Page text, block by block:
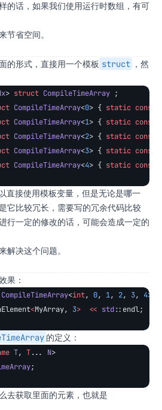
的话，如果我们使用运行时数组，有可
节省空间。
的形式，直接用一个模板 struct ，然
> struct CompileTimeArray ;
CompileTimeArray<0> { static const
CompileTimeArray<1> { static const
CompileTimeArray<2> { static const
CompileTimeArray<3> { static const
CompileTimeArray<4> { static const
直接使用模板变量，但是无论是哪一
它比较冗长，需要写的冗余代码比较
行一定的修改的话，可能会造成一定的
解决这个问题。
果：
<int, 0, 1, 2, 3, 4>;
<MyArray, 3>
  <<
std::endl;
的定义：
T, T... N>
;
去获取里面的元素，也就是